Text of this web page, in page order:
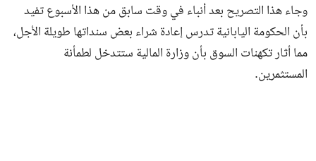
وجاء هذا التصريح بعد أنباء في وقت سابق من هذا الأسبوع تفيد
بأن الحكومة اليابانية تدرس إعادة شراء بعض سنداتها طويلة الأجل،
مما أثار تكهنات السوق بأن وزارة المالية ستتدخل لطمأنة
المستثمرين.